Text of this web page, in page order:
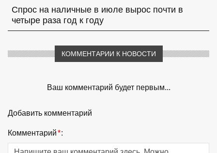
Спрос на наличные в июле вырос почти в
четыре раза год к году
КОММЕНТАРИИ К НОВОСТИ
Ваш комментарий будет первым...
Добавить комментарий
Комментарий*: